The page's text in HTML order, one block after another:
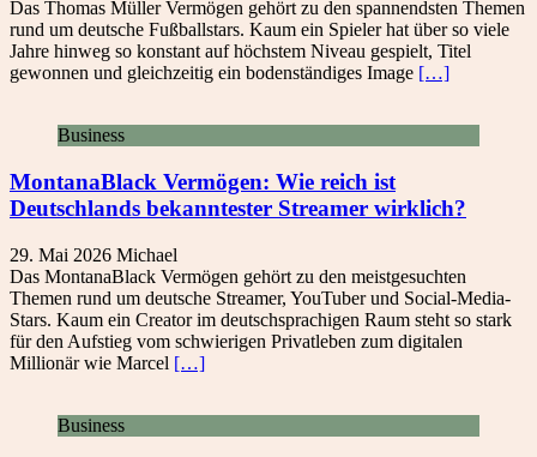
Das Thomas Müller Vermögen gehört zu den spannendsten Themen
rund um deutsche Fußballstars. Kaum ein Spieler hat über so viele
Jahre hinweg so konstant auf höchstem Niveau gespielt, Titel
gewonnen und gleichzeitig ein bodenständiges Image […]
Business
MontanaBlack Vermögen: Wie reich ist
Deutschlands bekanntester Streamer wirklich?
29. Mai 2026 Michael
Das MontanaBlack Vermögen gehört zu den meistgesuchten
Themen rund um deutsche Streamer, YouTuber und Social-Media-
Stars. Kaum ein Creator im deutschsprachigen Raum steht so stark
für den Aufstieg vom schwierigen Privatleben zum digitalen
Millionär wie Marcel […]
Business